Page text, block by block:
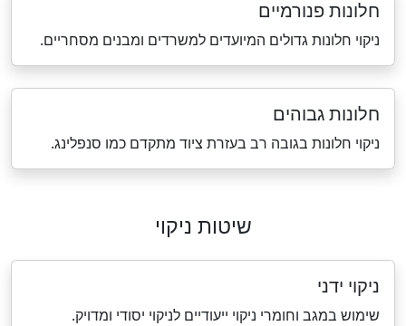
חלונות פנורמיים
ניקוי חלונות גדולים המיועדים למשרדים ומבנים מסחריים.
חלונות גבוהים
ניקוי חלונות בגובה רב בעזרת ציוד מתקדם כמו סנפלינג.
שיטות ניקוי
ניקוי ידני
שימוש במגב וחומרי ניקוי ייעודיים לניקוי יסודי ומדויק.